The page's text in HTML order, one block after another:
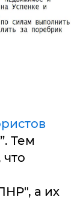
Тем
что
а их